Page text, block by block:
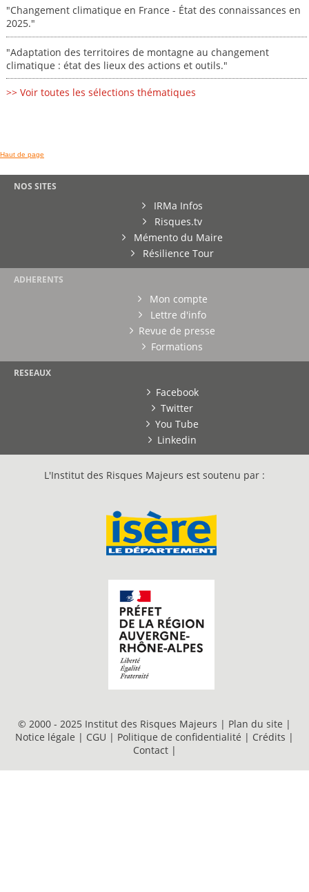
"Changement climatique en France - État des connaissances en
2025."
"Adaptation des territoires de montagne au changement
climatique : état des lieux des actions et outils."
>> Voir toutes les sélections thématiques
Haut de page
NOS SITES
IRMa Infos
Risques.tv
Mémento du Maire
Résilience Tour
ADHERENTS
Mon compte
Lettre d'info
Revue de presse
Formations
RESEAUX
Facebook
Twitter
You Tube
Linkedin
L'Institut des Risques Majeurs est soutenu par :
© 2000 - 2025 Institut des Risques Majeurs | Plan du site |
Notice légale | CGU | Politique de confidentialité | Crédits |
Contact |